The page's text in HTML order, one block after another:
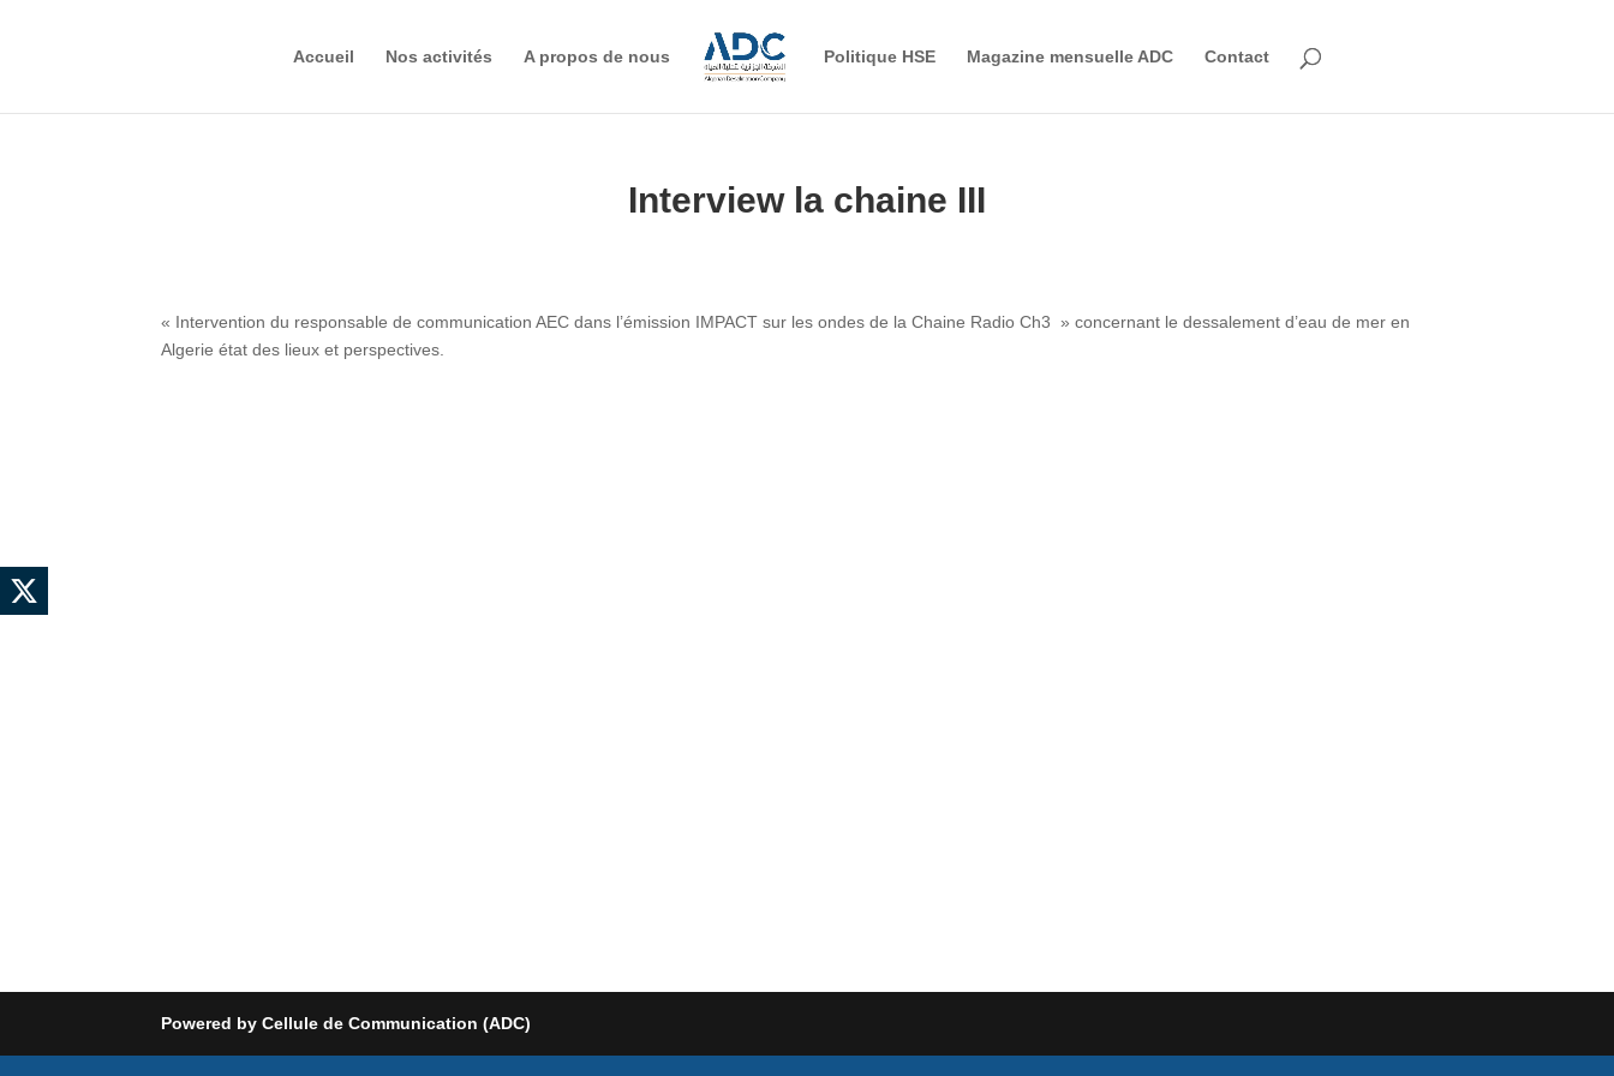
Accueil Nos activités A propos de nous Politique HSE Magazine mensuelle ADC Contact
Interview la chaine III
« Intervention du responsable de communication AEC dans l’émission IMPACT sur les ondes de la Chaine Radio Ch3 » concernant le dessalement d’eau de mer en
Algerie état des lieux et perspectives.
Powered by Cellule de Communication (ADC)